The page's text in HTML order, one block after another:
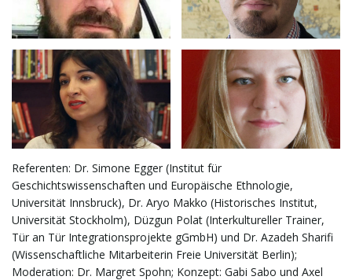
i
g
t
Referenten: Dr. Simone Egger (Institut für
Geschichtswissenschaften und Europäische Ethnologie,
Universität Innsbruck), Dr. Aryo Makko (Historisches Institut,
Universität Stockholm), Düzgun Polat (Interkultureller Trainer,
Tür an Tür Integrationsprojekte gGmbH) und Dr. Azadeh Sharifi
(Wissenschaftliche Mitarbeiterin Freie Universität Berlin);
Moderation: Dr. Margret Spohn; Konzept: Gabi Sabo und Axel